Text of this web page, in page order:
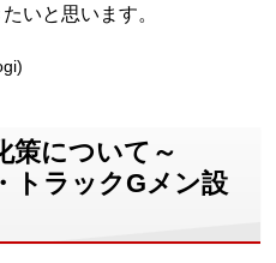
いと思います。
策について～
トラックGメン設